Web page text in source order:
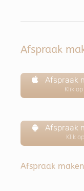
Afspraak
Afspraak
Klik
Afspraak
Klik
Afspraak maken